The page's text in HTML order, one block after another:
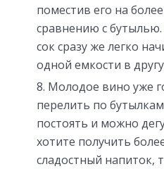
поместив его на
сравнению с
сок сразу же легко
одной емкости в
Молодое вино уже
перелить по
постоять и можно
хотите получить
сладостный напиток,